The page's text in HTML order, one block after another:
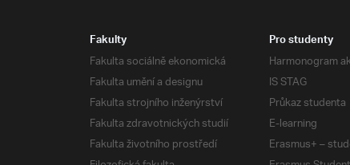
Fakulty
Fakulta sociálně ekonomická
Fakulta umění a designu
Fakulta strojního inženýrství
Fakulta zdravotnických studií
Fakulta životního prostředí
Pro studenty
Harmonogram
IS STAG
Průkaz studenta
E-learning
Erasmus+ –